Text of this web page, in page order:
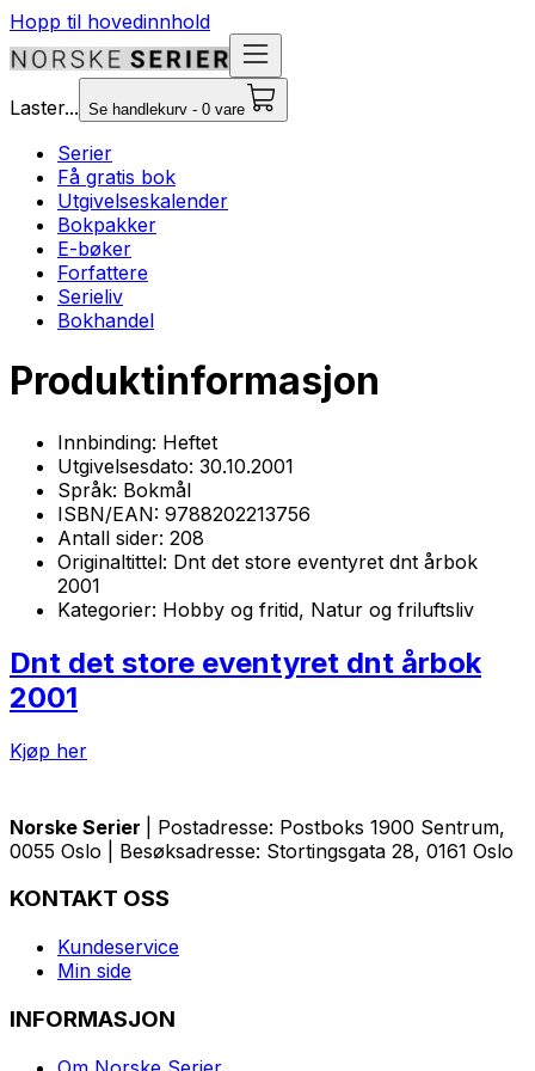
Hopp til hovedinnhold
Laster... Se handlekurv - 0 vare
Serier
Få gratis bok
Utgivelseskalender
Bokpakker
E-bøker
Forfattere
Serieliv
Bokhandel
Produktinformasjon
Innbinding: Heftet
Utgivelsesdato: 30.10.2001
Språk: Bokmål
ISBN/EAN: 9788202213756
Antall sider: 208
Originaltittel: Dnt det store eventyret dnt årbok
2001
Kategorier: Hobby og fritid, Natur og friluftsliv
Dnt det store eventyret dnt årbok
2001
Kjøp her
Norske Serier
| Postadresse: Postboks 1900 Sentrum,
0055 Oslo | Besøksadresse: Stortingsgata 28, 0161 Oslo
KONTAKT OSS
Kundeservice
Min side
INFORMASJON